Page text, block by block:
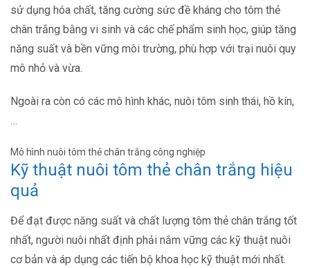
sử dụng hóa chất, tăng cường sức đề kháng cho tôm thẻ
chân trắng bằng vi sinh và các chế phẩm sinh học, giúp tăng
năng suất và bền vững môi trường, phù hợp với trại nuôi quy
mô nhỏ và vừa.
Ngoài ra còn có các mô hình khác, nuôi tôm sinh thái, hồ kín,
…
Mô hình nuôi tôm thẻ chân trắng công nghiệp
Kỹ thuật nuôi tôm thẻ chân trắng hiệu
quả
Để đạt được năng suất và chất lượng tôm thẻ chân trắng tốt
nhất, người nuôi nhất định phải nắm vững các kỹ thuật nuôi
cơ bản và áp dụng các tiến bộ khoa học kỹ thuật mới nhất.